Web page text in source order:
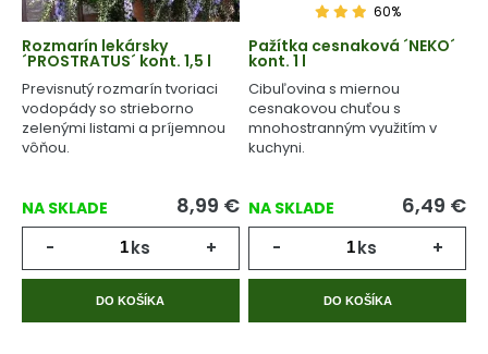
Rozmarín lekársky
´PROSTRATUS´ kont. 1,5 l
Previsnutý rozmarín tvoriaci
vodopády so strieborno
zelenými listami a príjemnou
vôňou.
NA SKLADE 8,99 €
- ks +
DO KOŠÍKA
60%
Pažítka cesnaková ´NEKO´
kont. 1 l
Cibuľovina s miernou
cesnakovou chuťou s
mnohostranným využitím v
kuchyni.
NA SKLADE 6,49 €
- ks +
DO KOŠÍKA